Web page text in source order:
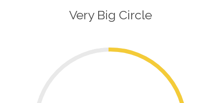
Very Big Circle